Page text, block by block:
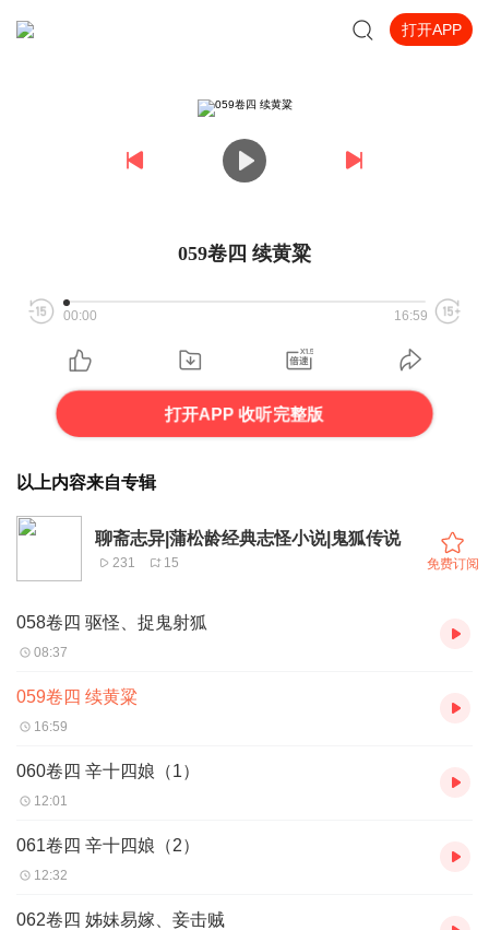
打开APP
059卷四 续黄粱
00:00 16:59
打开APP 收听完整版
以上内容来自专辑
聊斋志异|蒲松龄经典志怪小说|鬼狐传说
231 15 免费订阅
058卷四 驱怪、捉鬼射狐
08:37
059卷四 续黄粱
16:59
060卷四 辛十四娘（1）
12:01
061卷四 辛十四娘（2）
12:32
062卷四 姊妹易嫁、妾击贼